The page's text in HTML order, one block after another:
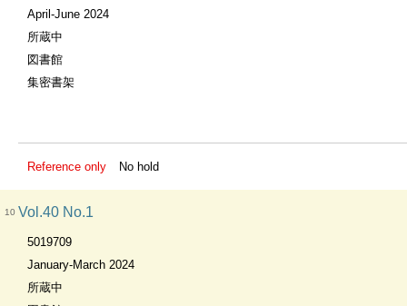
April-June 2024
所蔵中
図書館
集密書架
Reference only No hold
10 Vol.40 No.1
5019709
January-March 2024
所蔵中